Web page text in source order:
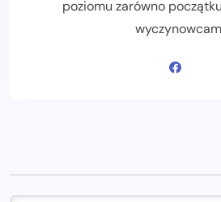
poziomu zarówno